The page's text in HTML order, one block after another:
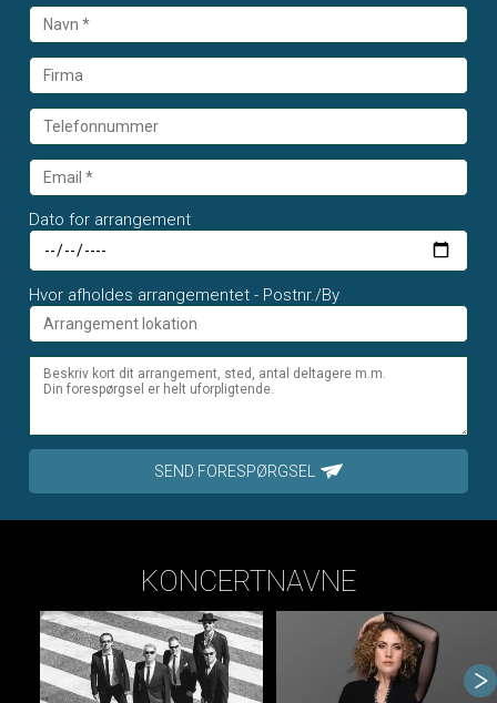
Dato for arrangement
Hvor afholdes arrangementet - Postnr./By
SEND FORESPØRGSEL
KONCERTNAVNE